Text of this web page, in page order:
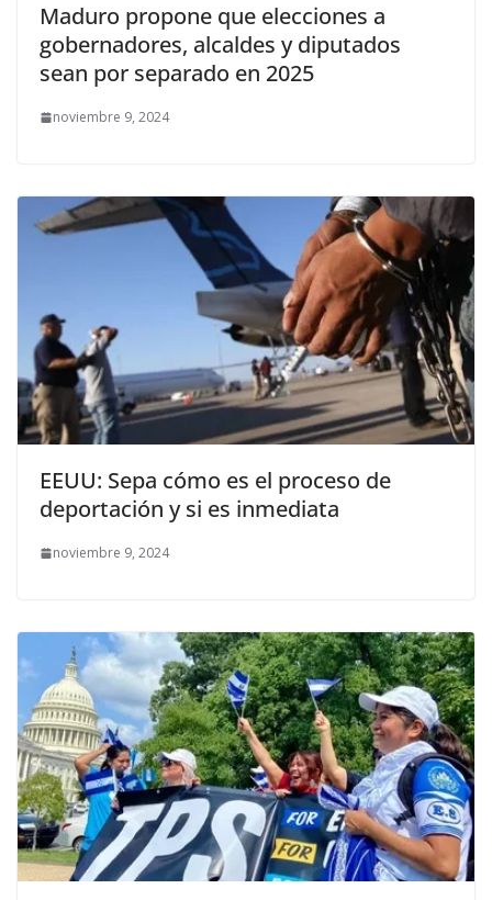
Maduro propone que elecciones a
gobernadores, alcaldes y diputados
sean por separado en 2025
noviembre 9, 2024
EEUU: Sepa cómo es el proceso de
deportación y si es inmediata
noviembre 9, 2024